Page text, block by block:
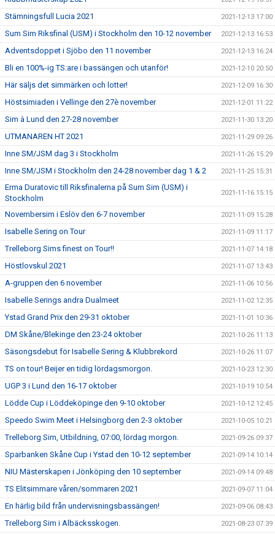
Stämningsfull Lucia 2021 2021-12-13 17:00
Sum Sim Riksfinal (USM) i Stockholm den 10-12 november 2021-12-13 16:53
Adventsdoppet i Sjöbo den 11 november 2021-12-13 16:24
Bli en 100%-ig TS:are i bassängen och utanför! 2021-12-10 20:50
Här säljs det simmärken och lotter! 2021-12-09 16:30
Höstsimiaden i Vellinge den 27è november 2021-12-01 11:22
Sim à Lund den 27-28 november 2021-11-30 13:20
UTMANAREN HT 2021 2021-11-29 09:26
Inne SM/JSM dag 3 i Stockholm 2021-11-26 15:29
Inne SM/JSM i Stockholm den 24-28 november dag 1 & 2 2021-11-25 15:31
Erma Duratovic till Riksfinalerna på Sum Sim (USM) i
Stockholm
2021-11-16 15:15
Novembersim i Eslöv den 6-7 november 2021-11-09 15:28
Isabelle Sering on Tour 2021-11-09 11:17
Trelleborg Sims finest on Tour!! 2021-11-07 14:18
Höstlovskul 2021 2021-11-07 13:43
A-gruppen den 6 november 2021-11-06 10:56
Isabelle Serings andra Dualmeet 2021-11-02 12:35
Ystad Grand Prix den 29-31 oktober 2021-11-01 10:36
DM Skåne/Blekinge den 23-24 oktober 2021-10-26 11:13
Säsongsdebut för Isabelle Sering & Klubbrekord 2021-10-26 11:07
TS on tour! Beijer en tidig lördagsmorgon. 2021-10-23 12:30
UGP 3 i Lund den 16-17 oktober 2021-10-19 10:54
Lödde Cup i Löddeköpinge den 9-10 oktober 2021-10-12 12:45
Speedo Swim Meet i Helsingborg den 2-3 oktober 2021-10-05 10:21
Trelleborg Sim, Utbildning, 07:00, lördag morgon. 2021-09-26 09:37
Sparbanken Skåne Cup i Ystad den 10-12 september 2021-09-14 10:14
NIU Mästerskapen i Jönköping den 10 september 2021-09-14 09:48
TS Elitsimmare våren/sommaren 2021 2021-09-07 11:04
En härlig bild från undervisningsbassängen! 2021-09-06 08:43
Trelleborg Sim i Albäcksskogen. 2021-08-23 07:39